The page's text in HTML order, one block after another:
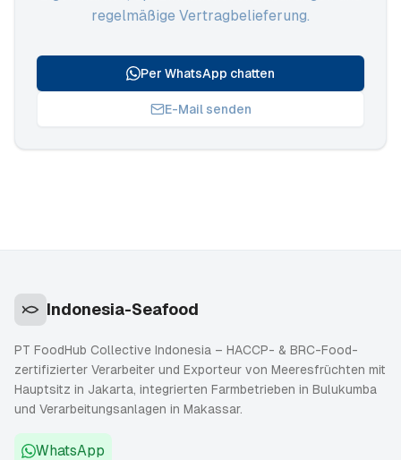
regelmäßige Vertragbelieferung.
Per WhatsApp chatten
E-Mail senden
Indonesia-Seafood
PT FoodHub Collective Indonesia – HACCP- & BRC-Food-
zertifizierter Verarbeiter und Exporteur von Meeresfrüchten mit
Hauptsitz in Jakarta, integrierten Farmbetrieben in Bulukumba
und Verarbeitungsanlagen in Makassar.
WhatsApp